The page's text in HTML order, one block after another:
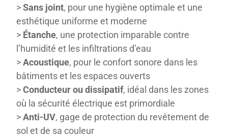
>Sans joint, pour une hygiène optimale et une
esthétique uniforme et moderne
> Étanche, une protection imparable contre
l’humidité et les infiltrations d’eau
>Acoustique, pour le confort sonore dans les
bâtiments et les espaces ouverts
>Conducteur ou dissipatif, idéal dans les zones
où la sécurité électrique est primordiale
>Anti-UV, gage de protection du revêtement de
sol et de sa couleur